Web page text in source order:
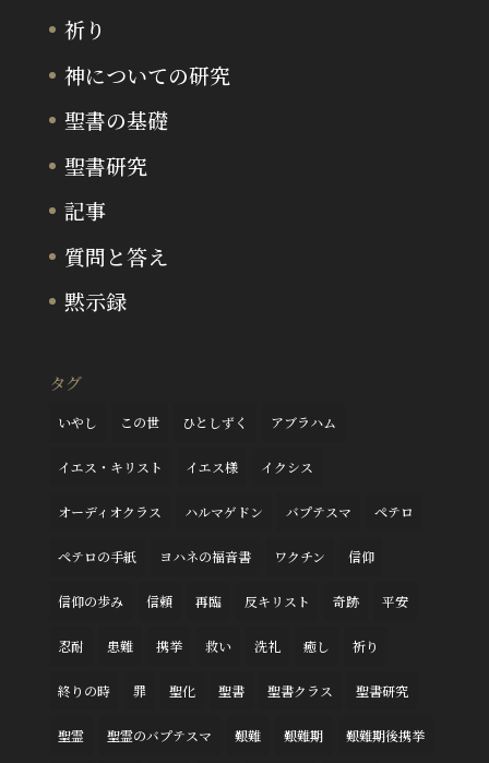
祈り
神についての研究
聖書の基礎
聖書研究
記事
質問と答え
黙示録
タグ
いやし この世 ひとしずく アブラハム
イエス・キリスト イエス様 イクシス
オーディオクラス ハルマゲドン バプテスマ ペテロ
ペテロの手紙 ヨハネの福音書 ワクチン 信仰
信仰の歩み 信頼 再臨 反キリスト 奇跡 平安
忍耐 患難 携挙 救い 洗礼 癒し 祈り
終りの時 罪 聖化 聖書 聖書クラス 聖書研究
聖霊 聖霊のバプテスマ 艱難 艱難期 艱難期後携挙